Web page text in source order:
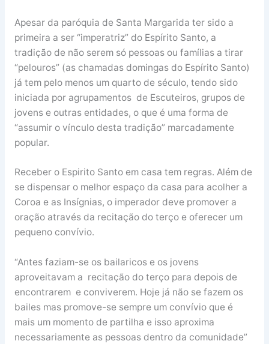
Apesar da paróquia de Santa Margarida ter sido a
primeira a ser “imperatriz” do Espírito Santo, a
tradição de não serem só pessoas ou famílias a tirar
“pelouros” (as chamadas domingas do Espírito Santo)
já tem pelo menos um quarto de século, tendo sido
iniciada por agrupamentos de Escuteiros, grupos de
jovens e outras entidades, o que é uma forma de
“assumir o vínculo desta tradição” marcadamente
popular.
Receber o Espirito Santo em casa tem regras. Além de
se dispensar o melhor espaço da casa para acolher a
Coroa e as Insígnias, o imperador deve promover a
oração através da recitação do terço e oferecer um
pequeno convívio.
“Antes faziam-se os bailaricos e os jovens
aproveitavam a recitação do terço para depois de
encontrarem e conviverem. Hoje já não se fazem os
bailes mas promove-se sempre um convívio que é
mais um momento de partilha e isso aproxima
necessariamente as pessoas dentro da comunidade”